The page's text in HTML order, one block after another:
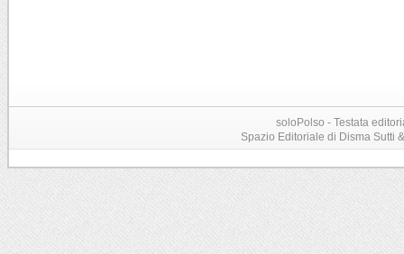
soloPolso - Testata
Spazio Editoriale di Disma Sutti